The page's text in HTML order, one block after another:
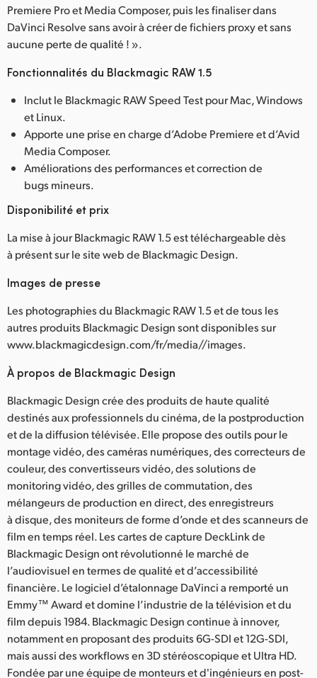
Premiere Pro et Media Composer, puis les finaliser dans
DaVinci Resolve sans avoir à créer de fichiers proxy et sans
aucune perte de qualité ! ».
Fonctionnalités du Blackmagic RAW 1.5
Inclut le Blackmagic RAW Speed Test pour Mac, Windows
et Linux.
Apporte une prise en charge d’Adobe Premiere et d’Avid
Media Composer.
Améliorations des performances et correction de
bugs mineurs.
Disponibilité et prix
La mise à jour Blackmagic RAW 1.5 est téléchargeable dès
à présent sur le site web de Blackmagic Design.
Images de presse
Les photographies du Blackmagic RAW 1.5 et de tous les
autres produits Blackmagic Design sont disponibles sur
www.blackmagicdesign.com/fr/media//images.
À propos de Blackmagic Design
Blackmagic Design crée des produits de haute qualité
destinés aux professionnels du cinéma, de la postproduction
et de la diffusion télévisée. Elle propose des outils pour le
montage vidéo, des caméras numériques, des correcteurs de
couleur, des convertisseurs vidéo, des solutions de
monitoring vidéo, des grilles de commutation, des
mélangeurs de production en direct, des enregistreurs
à disque, des moniteurs de forme d’onde et des scanneurs de
film en temps réel. Les cartes de capture DeckLink de
Blackmagic Design ont révolutionné le marché de
l’audiovisuel en termes de qualité et d’accessibilité
financière. Le logiciel d’étalonnage DaVinci a remporté un
Emmy™ Award et domine l’industrie de la télévision et du
film depuis 1984. Blackmagic Design continue à innover,
notamment en proposant des produits 6G-SDI et 12G-SDI,
mais aussi des workflows en 3D stéréoscopique et Ultra HD.
Fondée par une équipe de monteurs et d'ingénieurs en post-